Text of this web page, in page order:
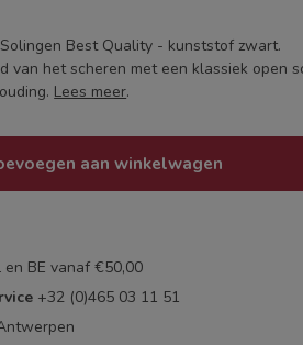
Best Quality - kunststof zwart.
van het scheren met een klassiek open
Lees meer.
aan winkelwagen
en BE vanaf €50,00
+32 (0)465 03 11 51